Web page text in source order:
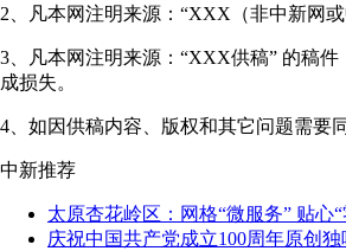
2、凡本网注明来源：“XXX（非中新网
3、凡本网注明来源：“XXX供稿” 的稿
成损失。
4、如因供稿内容、版权和其它问题需要
中新推荐
太原杏花岭区：网格“微服务” 贴心
庆祝中国共产党成立100周年原创独